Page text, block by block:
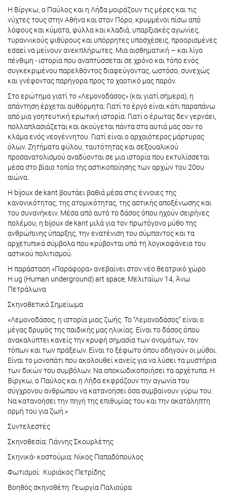
Η Βίργκω, ο Παύλος και η Λήδα μοιράζουν τις μέρες και τις
νύχτες τους στην Αθήνα και στον Πόρο, κρυμμένοι πίσω από
λόφους και κύματα, φύλλα και κλαδιά, υπαρξιακές αγωνίες,
τυραννικούς ψιθύρους και υπόρρητες υποσχέσεις, προορισμένες
εσαεί να μείνουν ανεκπλήρωτες. Μια αισθηματική – και λίγο
πένθιμη - ιστορία που αναπτύσσεται σε χρόνο και τόπο ενός
συγκεκριμένου παρελθόντος διαφεύγοντας, ωστόσο, συνεχώς
και γνέφοντας παρήγορα προς το χαοτικό μας παρόν.
Στο ερώτημα γιατί το «Λεμονοδάσος» (και γιατί σήμερα), η
απάντηση έρχεται αυθόρμητα: Γιατί το έργο είναι κάτι παραπάνω
από μια γοητευτική ερωτική ιστορία. Γιατί ο έρωτας δεν γερνάει,
πολλαπλασιάζεται και ακούγεται πάντα στα αυτιά μας σαν το
κλάμα ενός νεογέννητου. Γιατί είναι ο αρχαιότερος μάρτυρας
όλων. Ζητήματα φύλου, ταυτότητας και σεξουαλικού
προσανατολισμού αναδύονται σε μια ιστορία που εκτυλίσσεται
μέσα στο βίαιο τοπίο της αστικοποίησης των αρχών του 20ου
αιώνα.
Η bijoux de kant βουτάει βαθιά μέσα στις έννοιες της
κανονικότητας, της ατομικότητας, της αστικής αποξένωσης και
του συνανήκειν. Μέσα από αυτό το δάσος όπου ηχούν σειρήνες
πολέμου, η bijoux de kant μιλά για τον πρωτόγονο μύθο της
ανθρώπινης ύπαρξης, την ενατένιση του σύμπαντος και τα
αρχετυπικά σύμβολα που κρύβονται υπό τη λογικοφάνεια του
αστικού πολιτισμού.
Η παράσταση «Παράφορα» ανεβαίνει στον νέο θεατρικό χώρο
H.ug (Human underground) art space, Μελιταίων 14, Άνω
Πετράλωνα
Σκηνοθετικό Σημείωμα
«Λεμονοδάσος, η ιστορία μιας ζωής. Το “Λεμονοδάσος” είναι ο
μέγας δρυμός της παιδικής μας ηλικίας. Είναι το δάσος όπου
ανακαλύπτει κανείς την κρυφή σημασία των ονομάτων, τον
τόπων και των πράξεων. Είναι το ξέφωτο όπου οδηγούν οι μύθοι.
Είναι το μονοπάτι που ακολουθεί κανείς για να λύσει τα μυστήρια
των δικών του συμβόλων. Να αποκωδικοποιήσει τα αρχέτυπα. Η
Βίργκω, ο Παύλος και η Λήδα εκφράζουν την αγωνία του
σύγχρονου ανθρώπου να κατανοήσει όσα συμβαίνουν γύρω του.
Να κατανοήσει την πηγή της επιθυμίας του και την ακατάληπτη
ορμή του για ζωή.»
Συντελεστές
Σκηνοθεσία: Γιάννης Σκουρλέτης
Σκηνικά- κοστούμια: Νίκος Παπαδόπουλος
Φωτισμοί: Κυριάκος Πετρίδης
Βοηθός σκηνοθέτη: Γεωργία Παλιούρα